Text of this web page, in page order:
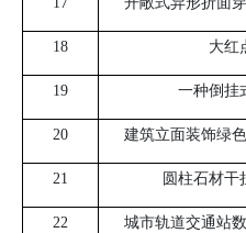
18 大红
19 一种倒挂
20 建筑立面装饰绿
21 圆柱石材干
22 城市轨道交通站